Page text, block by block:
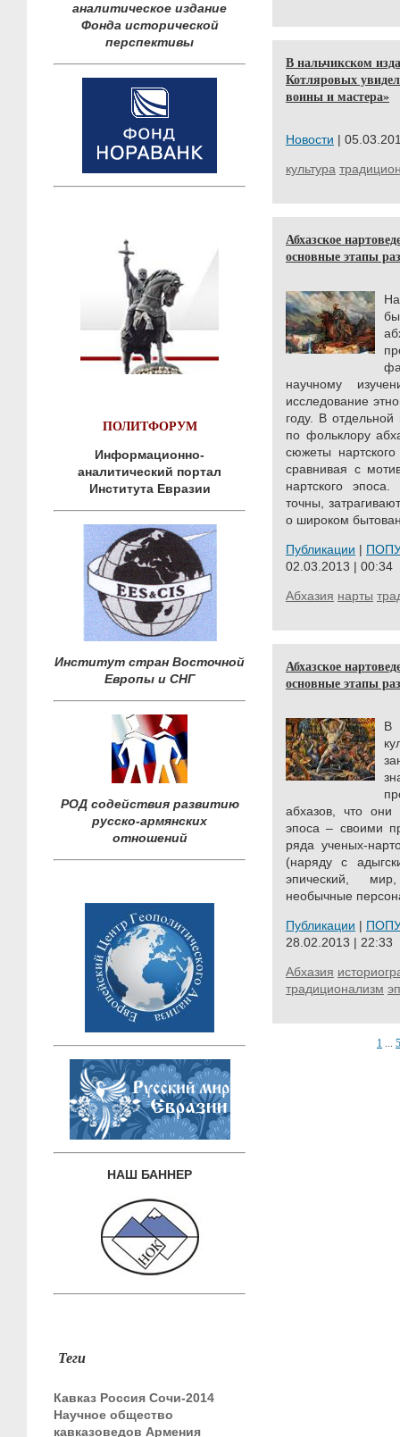
аналитическое издание
Фонда исторической
перспективы
ПОЛИТФОРУМ
Информационно-
аналитический портал
Института Евразии
Институт стран Восточной
Европы и СНГ
РОД содействия развитию
русско-армянских
отношений
НАШ БАННЕР
Теги
Кавказ Россия Сочи-2014
Научное общество
кавказоведов Армения
В нальчикском
Котляровых
воины и мастера»
Новости |
культура
Абхазское
основные этапы
научному
исследование
году. В
по фольклору
сюжеты
сравнивая с
нартского
точны,
о широком
Публикации |
02.03.2013 | 00:34
Абхазия нарты
Абхазское
основные этапы
В
абхазов, что они
эпоса – своими
ряда ученых-
(наряду с
эпический,
необычные
Публикации |
28.02.2013 | 22:33
Абхазия
традиционализм
1 ... 5